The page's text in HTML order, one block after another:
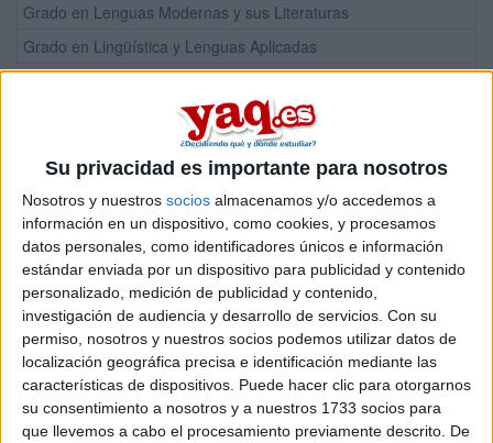
Su privacidad es importante para nosotros
Nosotros y nuestros socios almacenamos y/o accedemos a
información en un dispositivo, como cookies, y procesamos
datos personales, como identificadores únicos e información
estándar enviada por un dispositivo para publicidad y contenido
personalizado, medición de publicidad y contenido,
investigación de audiencia y desarrollo de servicios. Con su
permiso, nosotros y nuestros socios podemos utilizar datos de
localización geográfica precisa e identificación mediante las
características de dispositivos. Puede hacer clic para otorgarnos
su consentimiento a nosotros y a nuestros 1733 socios para
que llevemos a cabo el procesamiento previamente descrito. De
Grado en Lenguas Modernas y sus Literaturas
Grado en Lingüística y Lenguas Aplicadas
Máster en Estudios Contemporáneos sobre Mundo Árabe y
Máster Universitario en Ciencias de la Religiones
Máster Universitario en Español como Segunda Lengua
Máster Universitario en Estudios Clásicos
Máster Universitario en Estudios Interculturales Europeos
Máster Universitario en Estudios Literarios
Máster Universitario en Hispano-Francés en Lengua Francesa
Máster Universitario en Investigación en Lengua Española
Máster Universitario en Investigación en Literaturas y Culturas
Máster Universitario en Letras Digitales: Estudios Avanzados en